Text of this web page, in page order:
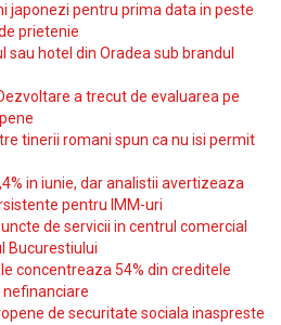
japonezi pentru prima data in peste
prietenie
sau hotel din Oradea sub brandul
a trecut de evaluarea pe
tinerii romani spun ca nu isi permit
in iunie, dar analistii avertizeaza
pentru IMM-uri
de servicii in centrul comercial
Bucurestiului
concentreaza 54% din creditele
de securitate sociala inaspreste